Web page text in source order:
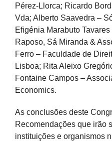
Pérez-Llorca; Ricardo
Vda; Alberto Saavedra –
Efigénia Marabuto
Raposo, Sá Miranda &
Ferro – Faculdade de
Lisboa; Rita Aleixo
Fontaine Campos –
Economics.
As conclusões deste
Recomendações que irão
instituições e organismos